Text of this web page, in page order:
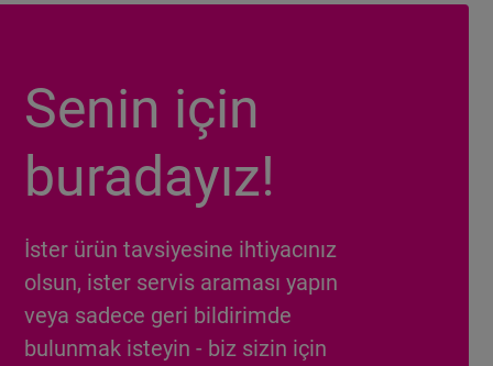
Senin için
buradayız!
İster ürün tavsiyesine ihtiyacınız
olsun, ister servis araması yapın
veya sadece geri bildirimde
bulunmak isteyin - biz sizin için